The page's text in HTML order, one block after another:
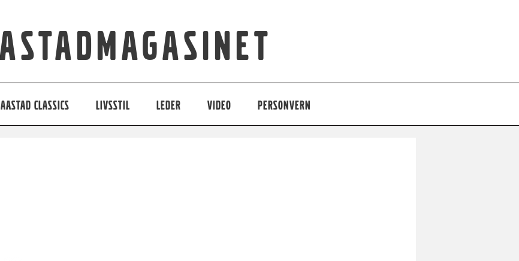
CLASSICS LIVSSTIL LEDER VIDEO PERSONVERN